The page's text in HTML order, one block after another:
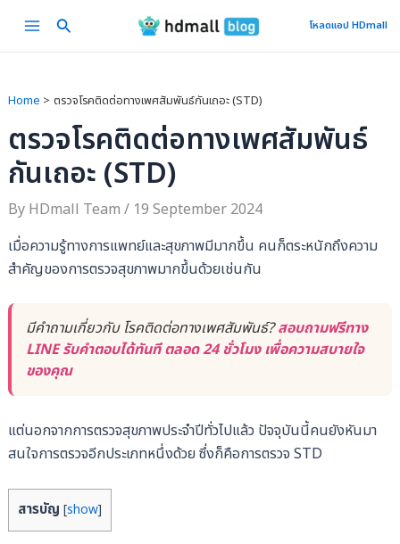
Main
โหลดแอป HDmall
Home ตรวจโรคติดต่อทางเพศสัมพันธ์กันเถอะ (STD)
ตรวจโรคติดต่อทางเพศสัมพันธ์
กันเถอะ (STD)
By HDmall Team / 19 September 2024
เมื่อความรู้ทางการแพทย์และสุขภาพมีมากขึ้น คนก็ตระหนักถึงความ
สำคัญของการตรวจสุขภาพมากขึ้นด้วยเช่นกัน
มีคำถามเกี่ยวกับ โรคติดต่อทางเพศสัมพันธ์?สอบถามฟรีทาง
LINE รับคำตอบได้ทันที ตลอด 24 ชั่วโมง เพื่อความสบายใจ
ของคุณ
แต่นอกจากการตรวจสุขภาพประจำปีทั่วไปแล้ว ปัจจุบันนี้คนยังหันมา
สนใจการตรวจอีกประเภทหนึ่งด้วย ซึ่งก็คือการตรวจ STD
สารบัญ [show]